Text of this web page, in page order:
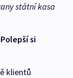
státní kasa
si
klientů